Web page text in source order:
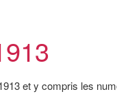
et y compris les